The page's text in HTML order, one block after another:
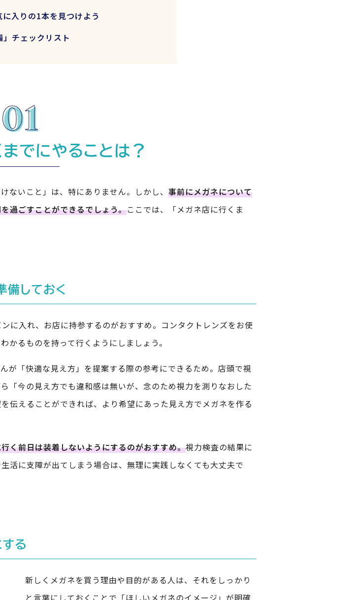
入りの1本を見つけよう
」チェックリスト
でにやることは？
ないこと」は、特にありません。しかし、 事前にメガネについて
過ごすことができるでしょう。ここでは、「メガネ店に行くま
備しておく
に入れ、お店に持参するのがおすすめ。コンタクトレンズをお使
かるものを持って行くようにしましょう。
が「快適な見え方」を提案する際の参考にできるため。店頭で視
「今の見え方でも違和感は無いが、念のため視力を測りなおした
伝えることができれば、より希望にあった見え方でメガネを作る
く前日は装着しないようにするのがおすすめ。視力検査の結果に
活に支障が出てしまう場合は、無理に実践しなくても大丈夫で
する
新しくメガネを買う理由や目的がある人は、それをしっかり
と言葉にしておくことで「ほしいメガネのイメージ」が明確